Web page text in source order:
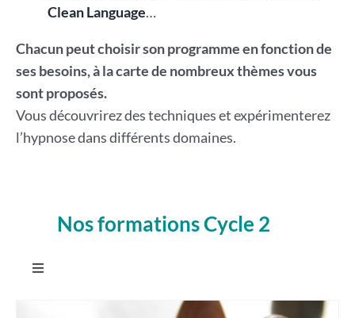
Clean Language…
Chacun peut choisir son programme en fonction de
ses besoins, à la carte de nombreux thèmes vous
sont proposés.
Vous découvrirez des techniques et expérimenterez
l’hypnose dans différents domaines.
Nos formations Cycle 2
Toggle
Intégrer Les constellations systémiques familiales en